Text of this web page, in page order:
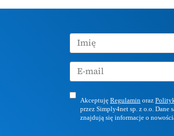
Akceptuję Regulamin oraz
przez Simply4net sp. z o.o. Dane
znajdują się informacje o